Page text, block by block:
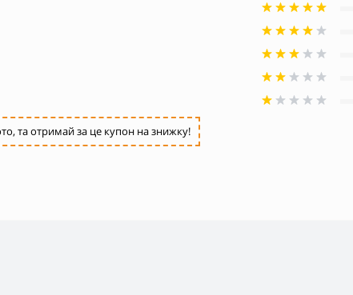
та отримай за це купон на знижку!